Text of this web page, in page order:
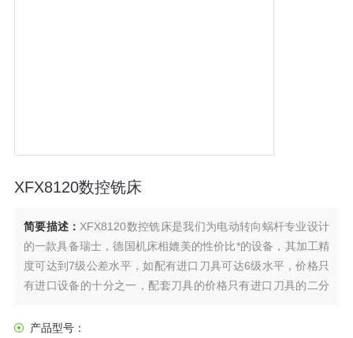
XFX8120数控铣床
简要描述： XFX8120数控铣床是我们为电动转向蜗杆专业设计
的一款具备瑞士，德国机床相媲美的性价比*的设备，其加工精
度可达到7级公差水平，如配有进口刀具可达6级水平，价格只
有进口设备的十分之一，配套刀具的价格只有进口刀具的二分
床适合汽配、减速机各类蜗杆的铣加工
产品型号：